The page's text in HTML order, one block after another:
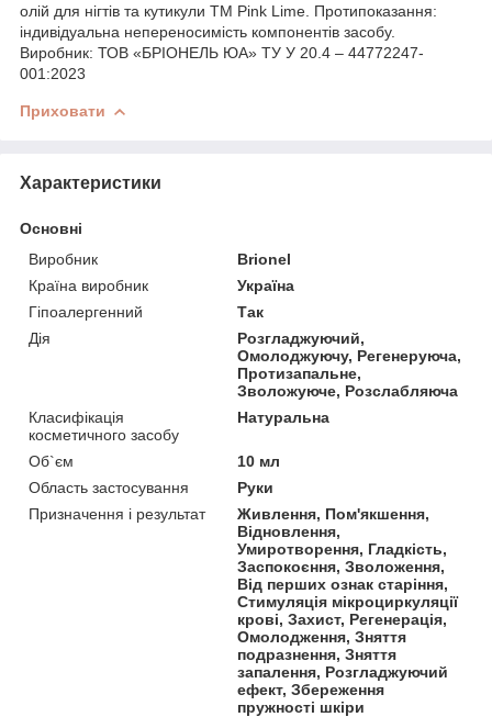
олій для нігтів та кутикули ТМ Pink Lime. Протипоказання:
індивідуальна непереносимість компонентів засобу.
Виробник: ТОВ «БРІОНЕЛЬ ЮА» ТУ У 20.4 – 44772247-
001:2023
Приховати
Характеристики
Основні
Виробник
Brionel
Країна виробник
Україна
Гіпоалергенний
Так
Дія
Розгладжуючий,
Омолоджуючу, Регенеруюча,
Протизапальне,
Зволожуюче, Розслабляюча
Класифікація
косметичного засобу
Натуральна
Об`єм
10 мл
Область застосування
Руки
Призначення і результат
Живлення, Пом'якшення,
Відновлення,
Умиротворення, Гладкість,
Заспокоєння, Зволоження,
Від перших ознак старіння,
Стимуляція мікроциркуляції
крові, Захист, Регенерація,
Омолодження, Зняття
подразнення, Зняття
запалення, Розгладжуючий
ефект, Збереження
пружності шкіри